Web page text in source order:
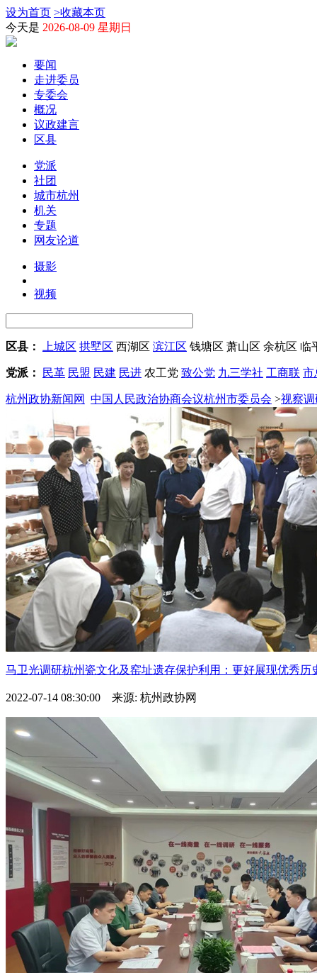
设为首页 >收藏本页
今天是 2026-08-09 星期日
要闻
走进委员
专委会
概况
议政建言
区县
党派
社团
城市杭州
机关
专题
网友论道
摄影
视频
区县： 上城区 拱墅区 西湖区 滨江区 钱塘区 萧山区 余杭区 临
党派： 民革 民盟 民建 民进 农工党 致公党 九三学社 工商联 市
杭州政协新闻网 中国人民政治协商会议杭州市委员会 >视察调
马卫光调研杭州瓷文化及窑址遗存保护利用：更好展现优秀历
2022-07-14 08:30:00 来源: 杭州政协网